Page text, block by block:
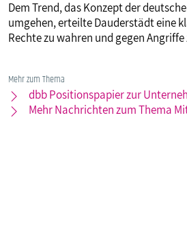
Dem Trend, das Konzept der
umgehen, erteilte Dauderstädt eine
Rechte zu wahren und gegen
Mehr zum Thema
dbb Positionspapier zur
Mehr Nachrichten zum Thema